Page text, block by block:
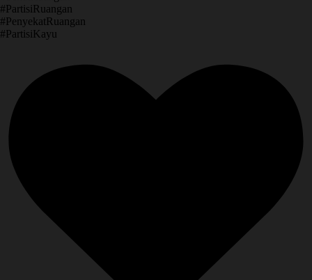
​#PartisiRuangan
​#PenyekatRuangan
​#PartisiKayu